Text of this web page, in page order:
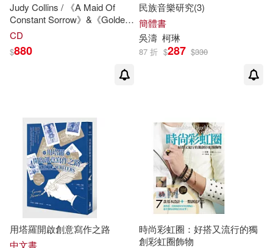
Judy Collins / 《A Maid Of
Constant Sorrow》&《Golden
Apples Of The Sun》Two
蒂.柯琳
少女》與《太陽的金蘋果》雙
CD
$880
民族音樂研究(3)
簡體書
吳濤 柯琳
87 折 $287 $330
用塔羅開啟創意寫作之路
中文書
時尚彩虹圈：好搭又流行的獨
創彩虹圈飾物